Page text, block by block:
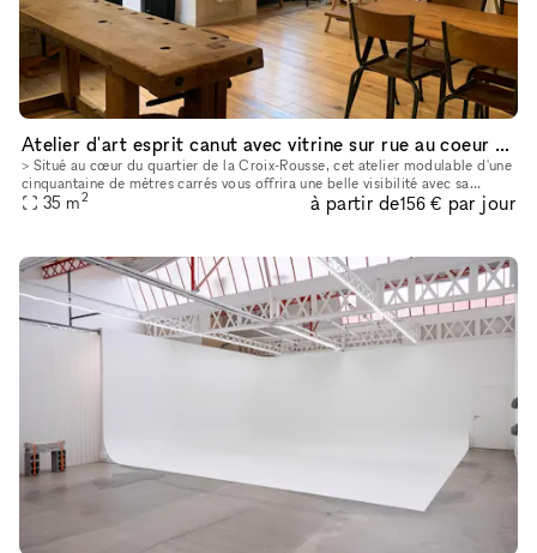
Atelier d'art esprit canut avec vitrine sur rue au coeur de la Croix-Rousse
> Situé au cœur du quartier de la Croix-Rousse, cet atelier modulable d'une
cinquantaine de mètres carrés vous offrira une belle visibilité avec sa
grande vitrine sur rue. Son esprit Canut (belle ha
35 m2 à partir de156 € par jour